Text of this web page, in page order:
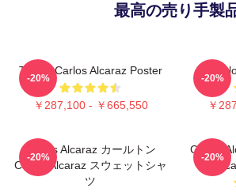
最高の売り手製
Tennis Carlos Alcaraz Poster
￥287,100 - ￥665,550
-20%
￥
-20%
Carlos Alcaraz カールトン
Carlos Alcaraz スウェットシャ
ツ
-20%
Carlos
-20%